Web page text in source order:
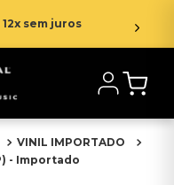
sem juros
VINIL IMPORTADO
- Importado